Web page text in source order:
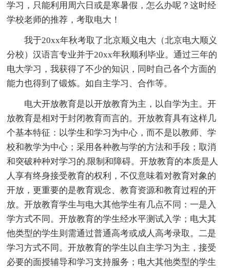
学习，只能利用周六日或是寒暑假，怎么办呢？这时经
学校老师的推荐，考取电大！
我于20xx年秋考取了北京顺义电大（北京电大顺义
分校）汉语言专业并于20xx年秋顺利毕业。通过三年的
电大学习，我获得了不少的知识，同时自己各个方面的
能力也得到了锻炼。如自主学习、合作等。
电大开放教育是以开放教育为主，以自学为主。开
放教育是相对于封闭教育而言的。开放教育具有这样几
个基本特征：以学生和学习为中心，而不是以教师、学
校和教学为中心；采用各种教与学的方法和手段；取消
和突破种种对学习的.限制和障碍。开放教育的本质是人
人享有终身接受教育的权利，不仅意味着对教育对象的
开放，更重要的是教育观念、教育资源和教育过程的开
放。开放教育学生与电大其他学生有几点不同：一是入
学方式不同。开放教育的学生经水平测试入学；电大其
他类型的学生则需通过普通高考或成人高考录取。二是
学习方式不同。开放教育的学生以自主学习为主，接受
必要的面授辅导和学习支持服务；电大其他类型的学生